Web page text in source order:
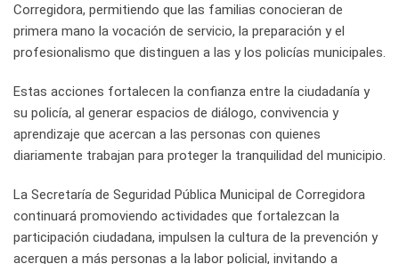
Corregidora, permitiendo que las familias conocieran de
primera mano la vocación de servicio, la preparación y el
profesionalismo que distinguen a las y los policías municipales.
Estas acciones fortalecen la confianza entre la ciudadanía y
su policía, al generar espacios de diálogo, convivencia y
aprendizaje que acercan a las personas con quienes
diariamente trabajan para proteger la tranquilidad del municipio.
La Secretaría de Seguridad Pública Municipal de Corregidora
continuará promoviendo actividades que fortalezcan la
participación ciudadana, impulsen la cultura de la prevención y
acerquen a más personas a la labor policial, invitando a